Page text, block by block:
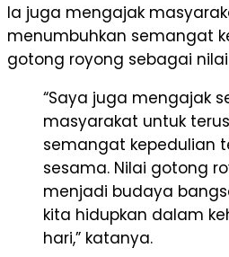
Ia juga mengajak
menumbuhkan semangat
gotong royong sebagai
“Saya juga mengajak
masyarakat untuk
semangat kepedulian
sesama. Nilai gotong
menjadi budaya
kita hidupkan dalam
hari,” katanya.